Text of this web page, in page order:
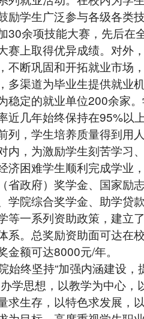
励学生广泛参与各级各类
30余项技能大赛，先后在
赛上取得优异成绩。对外
不断巩固和开拓就业市场
多渠道为毕业生提供就业
稳定的就业单位200余家
近几年始终保持在95%以
列，学生培养质量得到用
内，为激励学生刻苦学习
济困难学生顺利完成学业
省政府）奖学金、国家励
学院综合奖学金、助学贷
等一系列资助政策，建立
系。总奖励资助面可达在
金额可达8000元/年。
始终坚持“加强内涵建设，
办学思想，以教学为中心，
求生存，以特色求发展，